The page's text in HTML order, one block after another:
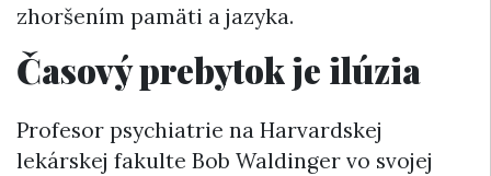
zhoršením pamäti a jazyka.
Časový prebytok je ilúzia
Profesor psychiatrie na Harvardskej
lekárskej fakulte Bob Waldinger vo svojej